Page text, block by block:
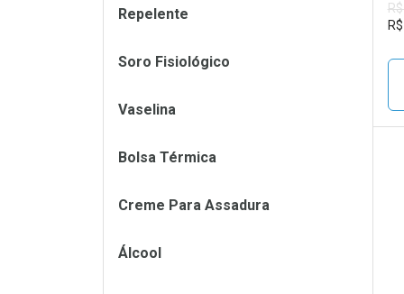
R$
Repelente
Soro Fisiológico
Vaselina
Bolsa Térmica
Creme Para Assadura
Álcool